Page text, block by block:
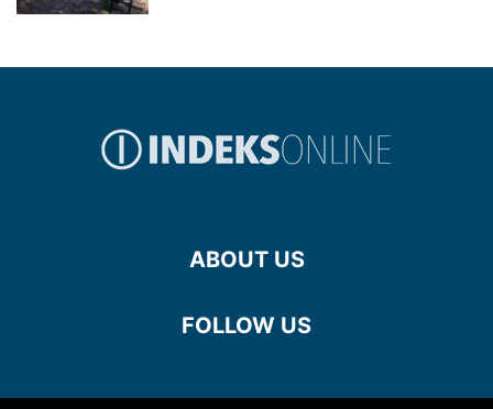
ABOUT US
FOLLOW US